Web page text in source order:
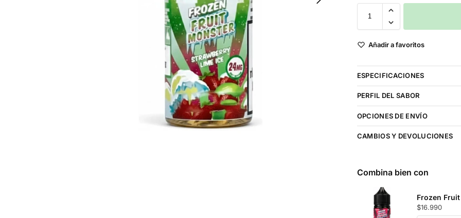
Añadir a favoritos
ESPECIFICACIONES
PERFIL DEL SABOR
OPCIONES DE ENVÍO
CAMBIOS Y DEVOLUCIONES
Combina bien con
Frozen
$16.990